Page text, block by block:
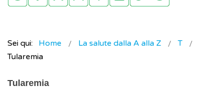
Sei qui: Home La salute dalla A alla Z
T
Tularemia
Tularemia